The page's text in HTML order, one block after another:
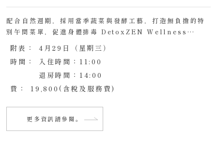
配合自然週期，採用當季蔬菜與發酵工藝，打造無負擔的特
別午間菜單，促進身體排毒 DetoxZEN Wellness…
附表：
4月29日（星期三）
時間：
入住時間：11:00
退房時間：14:00
費：
19,800(含稅及服務費)
更多資訊請參閱。